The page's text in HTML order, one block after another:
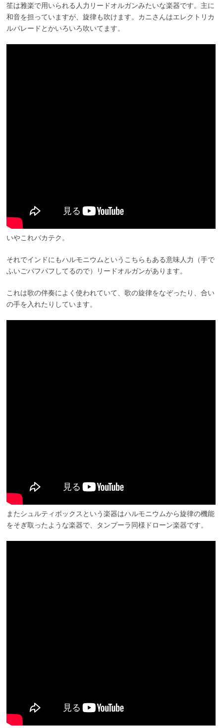
笙は雅楽で用いられる人力リードオルガンみたいな楽器です。主に
和音を担っていますが、旋律も吹けます。カニさんはエレクトリカ
ルパレードとかいろいろ吹いてます。
いやこれバカテク。
それでインドにもハルモニウムというこちらもある意味人力（手で
ふいごパフパフしてるので）リードオルガンがあります。
これは歌の伴奏によく使われていて、歌の旋律をなぞったり、合い
の手を入れたりしています。
またシュルティボックスという楽器はハルモニウムから旋律の機能
をそぎ取ったような楽器で、タンプーラ同様ドローン楽器です。